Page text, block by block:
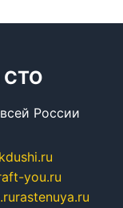
СТО
России
you.ru
rastenuya.ru